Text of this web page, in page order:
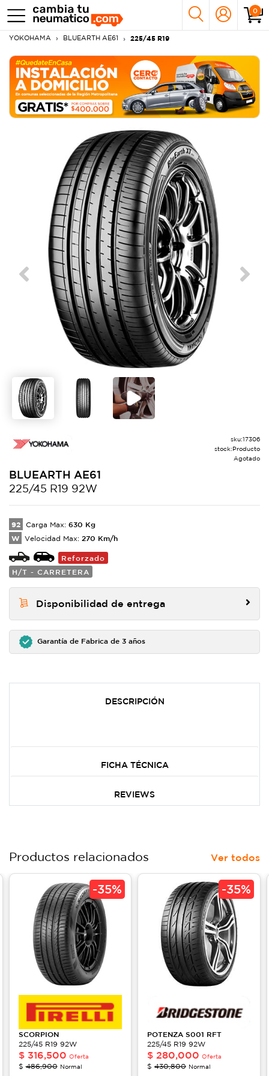
0
YOKOHAMA BLUEARTH AE61 225/45 R19
Previous Next
sku:17306
stock:Producto
Agotado
BLUEARTH AE61
225/45 R19 92W
92 Carga Max: 630 Kg
W Velocidad Max: 270 Km/h
Reforzado
H/T - CARRETERA
Disponibilidad de entrega
Garantía de Fabrica de 3 años
DESCRIPCIÓN
FICHA TÉCNICA
REVIEWS
Productos relacionados Ver todos
-35%
SCORPION
225/45 R19 92W
$ 316,500 Oferta
$486,900 Normal
-35%
POTENZA S001 RFT
225/45 R19 92W
$ 280,000 Oferta
$ 430,800 Normal